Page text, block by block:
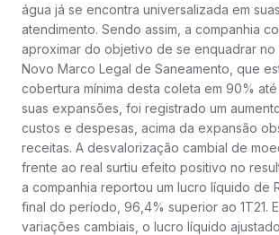
água já se encontra universalizada em
atendimento. Sendo assim, a companhia
aproximar do objetivo de se enquadrar no
Novo Marco Legal de Saneamento, que
cobertura mínima desta coleta em 90% até
suas expansões, foi registrado um
custos e despesas, acima da expansão
receitas. A desvalorização cambial de
frente ao real surtiu efeito positivo no
a companhia reportou um lucro líquido de
final do período, 96,4% superior ao 1T21.
variações cambiais, o lucro líquido